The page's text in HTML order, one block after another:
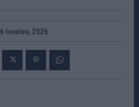
6 Ιουνίου, 2026